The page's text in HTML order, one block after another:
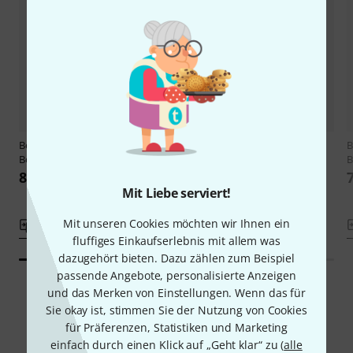
Mit Liebe serviert!
Mit unseren Cookies möchten wir Ihnen ein
fluffiges Einkaufserlebnis mit allem was
dazugehört bieten. Dazu zählen zum Beispiel
passende Angebote, personalisierte Anzeigen
und das Merken von Einstellungen. Wenn das für
Sie okay ist, stimmen Sie der Nutzung von Cookies
für Präferenzen, Statistiken und Marketing
einfach durch einen Klick auf „Geht klar“ zu (alle
Berdani
Violin Pegs Lady Blunt
Boxwood
863 CHF
Vergleichen
Berdani
Boxwood
Vergleichen
Smart Navigator